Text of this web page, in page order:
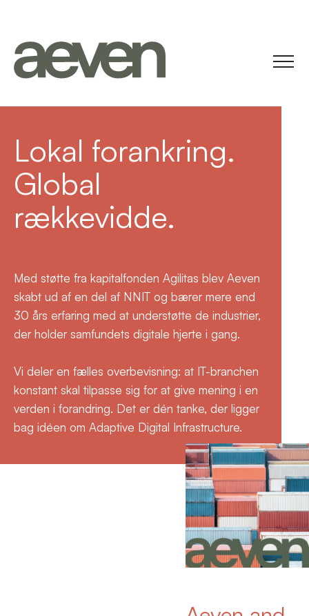
Lokal forankring.
Global
rækkevidde.
Med støtte fra kapitalfonden Agilitas blev Aeven
skabt ud af en del af NNIT og bærer mere end
30 års erfaring med at understøtte de industrier,
der holder samfundets digitale hjerte i gang.
Vi deler en fælles overbevisning: at IT-branchen
konstant skal tilpasse sig for at give mening i en
verden i forandring. Det er dén tanke, der ligger
bag idéen om Adaptive Digital Infrastructure.